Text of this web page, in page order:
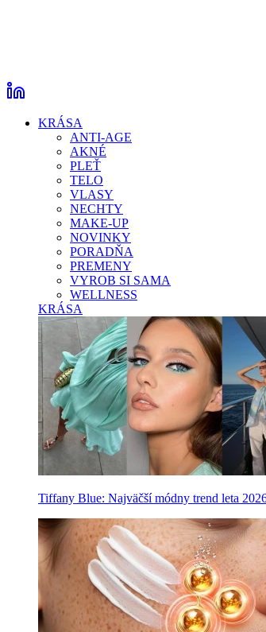
KRÁSA
ANTI-AGE
AKNÉ
PLEŤ
TELO
VLASY
NECHTY
MAKE-UP
NOVINKY
PORADŇA
PREMENY
VYROB SI SAMA
WELLNESS
KRÁSA
Tiffany Blue: Najväčší módny trend leta